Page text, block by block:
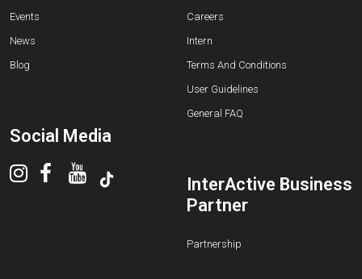
Events
News
Blog
Social Media
Careers
Intern
Terms And Conditions
User Guidelines
General FAQ
InterActive Business
Partner
Partnership